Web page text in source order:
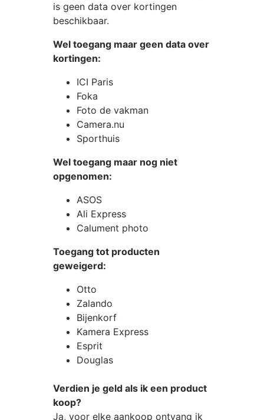
is geen data over kortingen
beschikbaar.
Wel toegang maar geen data over
kortingen:
ICI Paris
Foka
Foto de vakman
Camera.nu
Sporthuis
Wel toegang maar nog niet
opgenomen:
ASOS
Ali Express
Calument photo
Toegang tot producten
geweigerd:
Otto
Zalando
Bijenkorf
Kamera Express
Esprit
Douglas
Verdien je geld als ik een product
koop?
Ja, voor elke aankoop ontvang ik